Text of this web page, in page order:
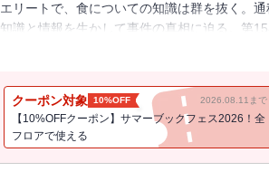
エリートで、食についての知識は群を抜く。
知識と情報を生かして事件の真相に迫る。第
た、世紀のふりかけバトル開幕っ！ みんな
クーポン対象 10%OFF 2026.08.11まで
【10%OFFクーポン】サマーブックフェス2026！全
フロアで使える